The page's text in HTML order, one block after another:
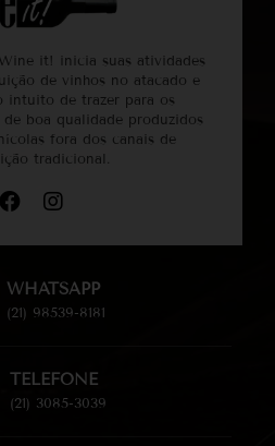
it! inicia suas atividades
de vinhos no atacado e
intuito de trazer para os
boa qualidade produzidos
fora dos canais de
tradicional.
WHATSAPP
(21) 98539-8181
TELEFONE
(21) 3085-3039